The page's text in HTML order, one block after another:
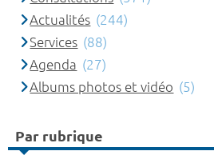
Actualités (244)
Services (88)
Agenda (27)
Albums photos et vidéo (5)
Par rubrique